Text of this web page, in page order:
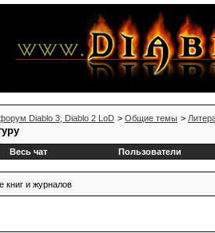
Diablo 3, Diablo 2 LoD > Общие темы >
Весь чат Пользователи
книг и журналов